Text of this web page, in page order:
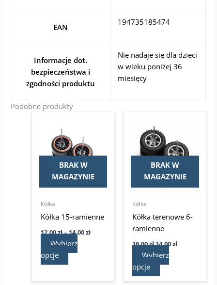
EAN
194735185474
Informacje dot.
bezpieczeństwa i
zgodności produktu
Nie nadaje się dla dzieci
w wieku poniżej 36
miesięcy
Podobne produkty
BRAK W
MAGAZYNIE
Kółka
Kółka 15-ramienne
12,00zł–14,00zł
do
14,00 zł
Wybierz
opcje
ma
wiele
wariantów.
Opcje
można
stronie
produktu
BRAK W
MAGAZYNIE
Kółka
Kółka terenowe 6-
ramienne
16,00zł
wynosiła:
16,00 zł.
14,00zł
14,00 zł.
Wybierz
opcje
produkt
ma
wiele
wariantów.
Opcje
można
stronie
produktu